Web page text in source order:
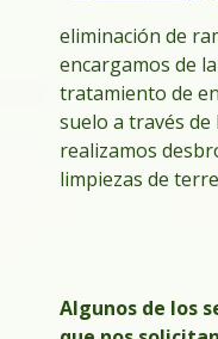
eliminación de
encargamos de
tratamiento de
suelo a través
realizamos
limpiezas de
Algunos de los